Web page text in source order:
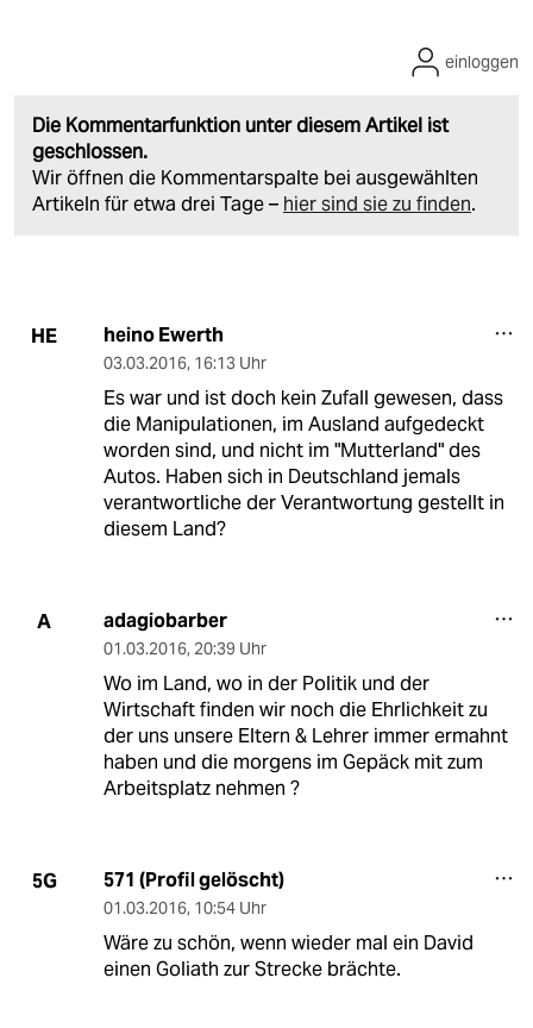
Die Kommentarfunktion unter diesem Artikel ist
geschlossen.
Wir öffnen die Kommentarspalte bei ausgewählten
Artikeln für etwa drei Tage – hier sind sie zu finden.
einloggen
HE heino Ewerth
03.03.2016, 16:13 Uhr
Es war und ist doch kein Zufall gewesen, dass
die Manipulationen, im Ausland aufgedeckt
worden sind, und nicht im "Mutterland" des
Autos. Haben sich in Deutschland jemals
verantwortliche der Verantwortung gestellt in
diesem Land?
A adagiobarber
01.03.2016, 20:39 Uhr
Wo im Land, wo in der Politik und der
Wirtschaft finden wir noch die Ehrlichkeit zu
der uns unsere Eltern & Lehrer immer ermahnt
haben und die morgens im Gepäck mit zum
Arbeitsplatz nehmen ?
5G 571 (Profil gelöscht)
01.03.2016, 10:54 Uhr
Wäre zu schön, wenn wieder mal ein David
einen Goliath zur Strecke brächte.